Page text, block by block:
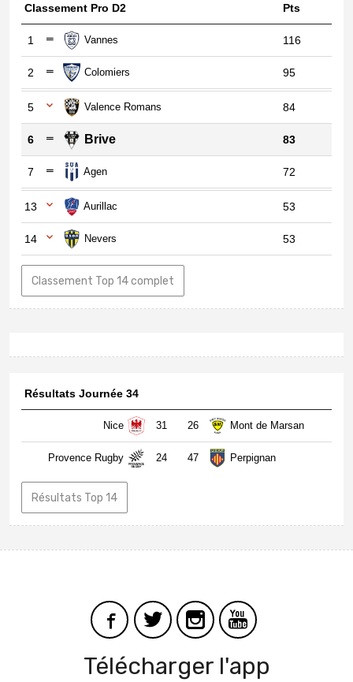
Classement Pro D2 Pts
1 Vannes 116
2 Colomiers 95
5 Valence Romans 84
6 Brive 83
7 Agen 72
13 Aurillac 53
14 Nevers 53
Classement Top 14 complet
Résultats Journée 34
Nice 31 26 Mont de Marsan
Provence Rugby 24 47 Perpignan
Résultats Top 14
Télécharger l'app